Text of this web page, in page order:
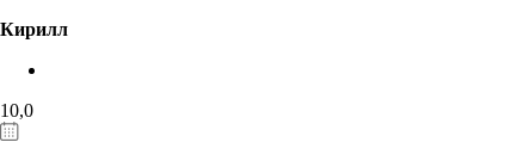
Кирилл
10,0